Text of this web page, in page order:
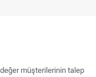
değer müşterilerinin talep